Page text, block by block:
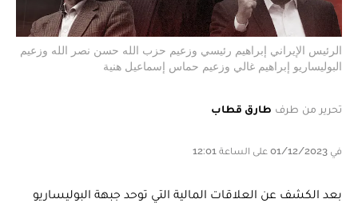
الرئيس الإيراني إبراهيم رئيسي وزعيم حزب الله حسن نصر الله وزعيم
البوليساريو إبراهيم غالي وزعيم حماس إسماعيل هنية
تحرير من طرف طارق قطاب
في 01/12/2023 على الساعة 12:01
بعد الكشف عن العلاقات المالية التي توحد جبهة البوليساريو